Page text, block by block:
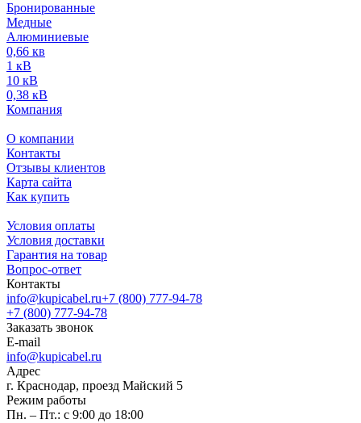
Бронированные
Медные
Алюминиевые
0,66 кв
1 кВ
10 кВ
0,38 кВ
Компания
О компании
Контакты
Отзывы клиентов
Карта сайта
Как купить
Условия оплаты
Условия доставки
Гарантия на товар
Вопрос-ответ
Контакты
info@kupicabel.ru+7 (800) 777-94-78
+7 (800) 777-94-78
Заказать звонок
E-mail
info@kupicabel.ru
Адрес
г. Краснодар, проезд Майский 5
Режим работы
Пн. – Пт.: с 9:00 до 18:00